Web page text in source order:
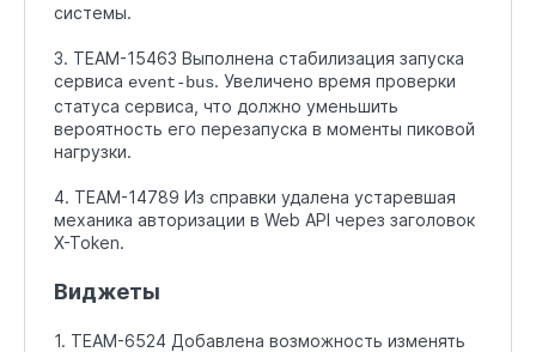
системы.
3. TEAM-15463 Выполнена стабилизация запуска
сервиса event-bus. Увеличено время проверки
статуса сервиса, что должно уменьшить
вероятность его перезапуска в моменты пиковой
нагрузки.
4. TEAM-14789 Из справки удалена устаревшая
механика авторизации в Web API через заголовок
X-Token.
Виджеты
1. TEAM-6524 Добавлена возможность изменять